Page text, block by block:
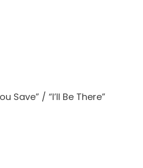
Save” / “I’ll Be There”